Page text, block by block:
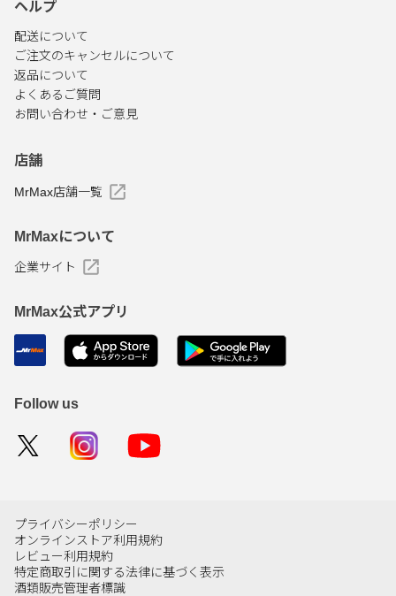
ヘルプ
配送について
ご注文のキャンセルについて
返品について
よくあるご質問
お問い合わせ・ご意見
店舗
MrMax店舗一覧
MrMaxについて
企業サイト
MrMax公式アプリ
Follow us
プライバシーポリシー
オンラインストア利用規約
レビュー利用規約
特定商取引に関する法律に基づく表示
酒類販売管理者標識